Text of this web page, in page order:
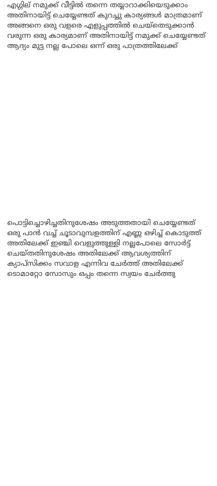
എഗ്ഗില് നമുക്ക് വീട്ടിൽ തന്നെ തയ്യാറാക്കിയെടുക്കാം
അതിനായിട്ട് ചെയ്യേണ്ടത് കുറച്ചു കാര്യങ്ങൾ മാത്രമാണ്
അങ്ങനെ ഒരു വളരെ എളുപ്പത്തിൽ ചെയ്തെടുക്കാൻ
വരുന്ന ഒരു കാര്യമാണ് അതിനായിട്ട് നമുക്ക് ചെയ്യേണ്ടത്
ആദ്യം മുട്ട നല്ല പോലെ ഒന്ന് ഒരു പാത്രത്തിലേക്ക്
പൊട്ടിച്ചൊഴിച്ചതിനുശേഷം അടുത്തതായി ചെയ്യേണ്ടത്
ഒരു പാൻ വച്ച് ചൂടാവുമ്പളത്തിന് എണ്ണ ഒഴിച്ച് കൊടുത്ത്
അതിലേക്ക് ഇഞ്ചി വെളുത്തുള്ളി നല്ലപോലെ സോർട്ട്
ചെയ്തതിനുശേഷം അതിലേക്ക് ആവശ്യത്തിന്
ക്യാപ്സിക്കം സവാള എന്നിവ ചേർത്ത് അതിലേക്ക്
ടൊമാറ്റോ സോസും ഒപ്പം തന്നെ സ്വയം ചേർത്തു